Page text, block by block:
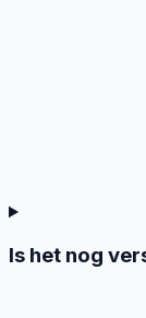
Is het nog